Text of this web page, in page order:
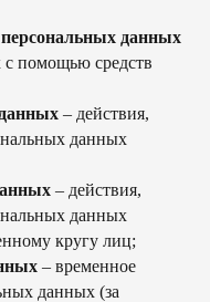
данных
с помощью средств
– действия,
данных
– действия,
данных
кругу лиц;
– временное
данных (за